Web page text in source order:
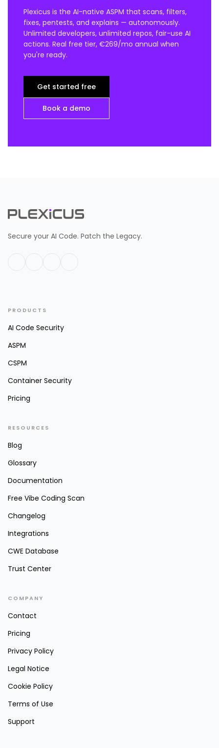
Plexicus is the AI-native ASPM that scans, filters,
fixes, pentests, and explains — autonomously.
Unlimited developers, unlimited repos, fair-use AI
actions. Real free tier, €269/mo annual when
you're ready.
Get started free
Book a demo
Secure your AI Code. Patch the Legacy.
PRODUCTS
AI Code Security
ASPM
CSPM
Container Security
Pricing
RESOURCES
Blog
Glossary
Documentation
Free Vibe Coding Scan
Changelog
Integrations
CWE Database
Trust Center
COMPANY
Contact
Pricing
Privacy Policy
Legal Notice
Cookie Policy
Terms of Use
Support